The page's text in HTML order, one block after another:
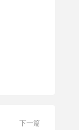
下一篇